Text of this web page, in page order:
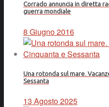
Corrado annuncia in diretta
guerra mondiale
8 Giugno 2016
Una rotonda sul mare.
Sessanta
13 Agosto 2025